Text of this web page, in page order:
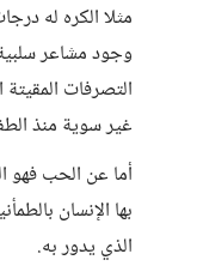
مثلا الكره له
وجود مشاعر
التصرفات
غير سوية منذ
أما عن الحب فهو
بها الإنسان
الذي يدور به.